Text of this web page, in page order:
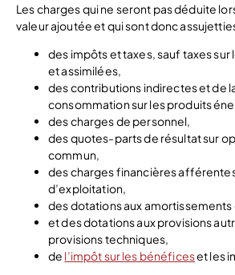
Les charges qui ne seront pas déduite
valeur ajoutée et qui sont donc assujetties
des impôts et taxes, sauf taxes
et assimilées,
des contributions indirectes et de
consommation sur les produits
des charges de personnel,
des quotes-parts de résultat sur
commun,
des charges financières
d’exploitation,
des dotations aux amortissements
et des dotations aux provisions
provisions techniques,
de l’impôt sur les bénéficeset les